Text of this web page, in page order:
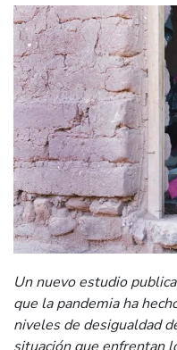
Un nuevo estudio
que la pandemia ha
niveles de desigualdad